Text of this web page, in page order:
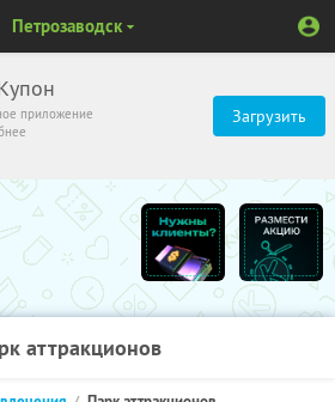
приложение
Загрузить
Петрозаводск
аттракционов